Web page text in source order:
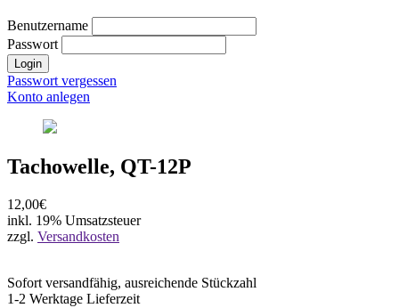
Benutzername
Passwort
Login
Passwort vergessen
Konto anlegen
Tachowelle, QT-12P
12,00€
inkl. 19% Umsatzsteuer
zzgl. Versandkosten
Sofort versandfähig, ausreichende Stückzahl
1-2 Werktage Lieferzeit